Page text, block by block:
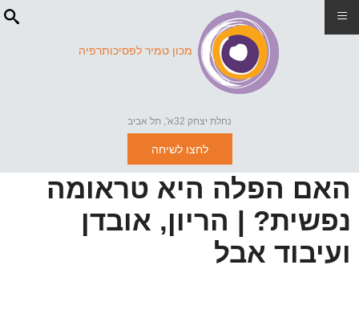
מכון טמיר לפסיכותרפיה
נחלת יצחק 32א', תל אביב
לחצו לשיחה
האם הפלה היא טראומה
נפשית? | הריון, אובדן
ועיבוד אבל
≡